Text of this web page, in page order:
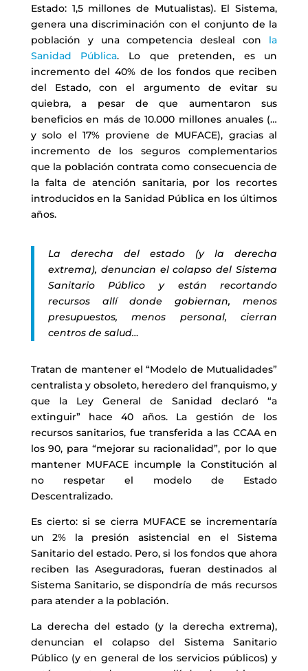
Estado: 1,5 millones de Mutualistas). El Sistema,
genera una discriminación con el conjunto de la
población y una competencia desleal con la
Sanidad Pública. Lo que pretenden, es un
incremento del 40% de los fondos que reciben
del Estado, con el argumento de evitar su
quiebra, a pesar de que aumentaron sus
beneficios en más de 10.000 millones anuales (…
y solo el 17% proviene de MUFACE), gracias al
incremento de los seguros complementarios
que la población contrata como consecuencia de
la falta de atención sanitaria, por los recortes
introducidos en la Sanidad Pública en los últimos
años.
La derecha del estado (y la derecha
extrema), denuncian el colapso del Sistema
Sanitario Público y están recortando
recursos allí donde gobiernan, menos
presupuestos, menos personal, cierran
centros de salud…
Tratan de mantener el “Modelo de Mutualidades”
centralista y obsoleto, heredero del franquismo, y
que la Ley General de Sanidad declaró “a
extinguir” hace 40 años. La gestión de los
recursos sanitarios, fue transferida a las CCAA en
los 90, para “mejorar su racionalidad”, por lo que
mantener MUFACE incumple la Constitución al
no respetar el modelo de Estado
Descentralizado.
Es cierto: si se cierra MUFACE se incrementaría
un 2% la presión asistencial en el Sistema
Sanitario del estado. Pero, si los fondos que ahora
reciben las Aseguradoras, fueran destinados al
Sistema Sanitario, se dispondría de más recursos
para atender a la población.
La derecha del estado (y la derecha extrema),
denuncian el colapso del Sistema Sanitario
Público (y en general de los servicios públicos) y